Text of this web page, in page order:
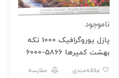
ناموجود
پازل یوروگرافیک 1000 تکه
بهشت کمپرها 5866-6000
مقایسه